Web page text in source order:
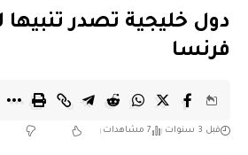
دول خليجية تصدر تنبيها
فرنسا
قبل 3 سنوات 7 مشاهدات